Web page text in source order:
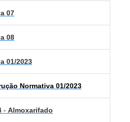
07
08
01/2023
Normativa 01/2023
- Almoxarifado